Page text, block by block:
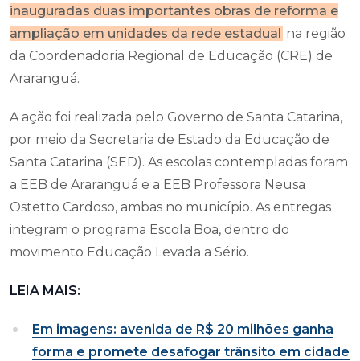
inauguradas duas importantes obras de reforma e
ampliação em unidades da rede estadual
na região
da Coordenadoria Regional de Educação (CRE) de
Araranguá.
A ação foi realizada pelo Governo de Santa Catarina,
por meio da Secretaria de Estado da Educação de
Santa Catarina (SED). As escolas contempladas foram
a EEB de Araranguá e a EEB Professora Neusa
Ostetto Cardoso, ambas no município. As entregas
integram o programa Escola Boa, dentro do
movimento Educação Levada a Sério.
LEIA MAIS:
Em imagens: avenida de R$ 20 milhões ganha
forma e promete desafogar trânsito em cidade